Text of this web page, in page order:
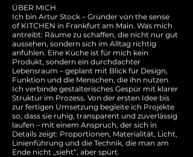
ÜBER MICH
Ich bin Artur Stock – Gründer von the sense
of KITCHEN in Frankfurt am Main. Was mich
antreibt: Räume zu schaffen, die nicht nur gut
aussehen, sondern sich im Alltag richtig
anfühlen. Eine Küche ist für mich kein
Produkt, sondern ein durchdachter
Lebensraum – geplant mit Blick für Design,
Funktion und die Menschen, die ihn nutzen.
Ich verbinde gestalterisches Gespür mit klarer
Struktur im Prozess. Von der ersten Idee bis
zur fertigen Umsetzung begleite ich Projekte
so, dass sie ruhig, transparent und zuverlässig
laufen – mit einem Anspruch, der sich in
Details zeigt: Proportionen, Materialität, Licht,
Linienführung und die Technik, die man am
Ende nicht „sieht“, aber spürt.